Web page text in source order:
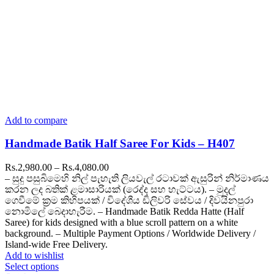
Add to compare
Handmade Batik Half Saree For Kids – H407
Rs.2,980.00 – Rs.4,080.00Price
range:
Rs.2,980.00
through
Rs.4,080.00
– සුදු පසුබිමෙහි නිල් පැහැති ලියවැල් රටාවක් ඇසුරින් නිර්මාණය
කරන ලද බතික් ළමාසාරියක් (රෙද්ද සහ හැට්ටය). – මුදල්
ගෙවීමේ ක්‍රම කිහිපයක් / විදේශීය ඩිලිවරි සේවය / දිවයිනපුරා
නොමිලේ බෙදාහැරීම. – Handmade Batik Redda Hatte (Half
Saree) for kids designed with a blue scroll pattern on a white
background. – Multiple Payment Options / Worldwide Delivery /
Island-wide Free Delivery.
Add to wishlist
Select optionsThis